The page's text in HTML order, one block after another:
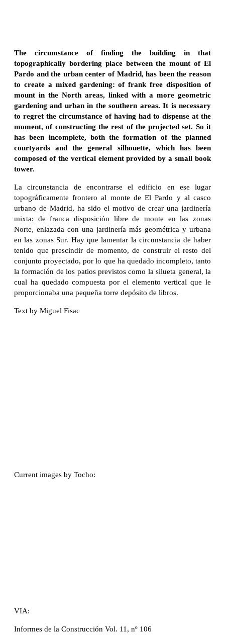
The circumstance of finding the building in that
topographically bordering place between the mount of El
Pardo and the urban center of Madrid, has been the reason
to create a mixed gardening: of frank free disposition of
mount in the North areas, linked with a more geometric
gardening and urban in the southern areas. It is necessary
to regret the circumstance of having had to dispense at the
moment, of constructing the rest of the projected set. So it
has been incomplete, both the formation of the planned
courtyards and the general silhouette, which has been
composed of the vertical element provided by a small book
tower.
La circunstancia de encontrarse el edificio en ese lugar
topográficamente frontero al monte de El Pardo y al casco
urbano de Madrid, ha sido el motivo de crear una jardinería
mixta: de franca disposición libre de monte en las zonas
Norte, enlazada con una jardinería más geométrica y urbana
en las zonas Sur. Hay que lamentar la circunstancia de haber
tenido que prescindir de momento, de construir el resto del
conjunto proyectado, por lo que ha quedado incompleto, tanto
la formación de los patios previstos como la silueta general, la
cual ha quedado compuesta por el elemento vertical que le
proporcionaba una pequeña torre depósito de libros.
Text by Miguel Fisac
Current images by Tocho:
VIA:
Informes de la Construcción Vol. 11, nº 106